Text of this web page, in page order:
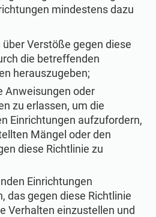
mindestens dazu
Verstöße gegen diese
die betreffenden
herauszugeben;
Anweisungen oder
zu erlassen, um die
Einrichtungen aufzufordern,
Mängel oder den
diese Richtlinie zu
Einrichtungen
das gegen diese Richtlinie
Verhalten einzustellen und